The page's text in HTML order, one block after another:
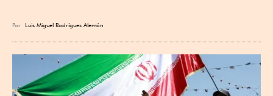
Por Luis Miguel Rodríguez Alemán